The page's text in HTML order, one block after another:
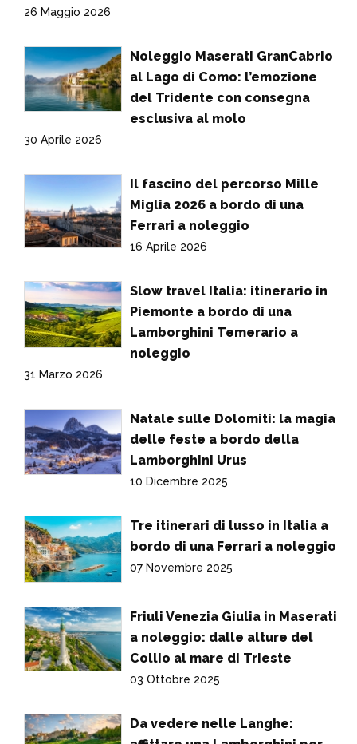
26 Maggio 2026
Noleggio Maserati GranCabrio
al Lago di Como: l’emozione
del Tridente con consegna
esclusiva al molo
30 Aprile 2026
Il fascino del percorso Mille
Miglia 2026 a bordo di una
Ferrari a noleggio
16 Aprile 2026
Slow travel Italia: itinerario in
Piemonte a bordo di una
Lamborghini Temerario a
noleggio
31 Marzo 2026
Natale sulle Dolomiti: la magia
delle feste a bordo della
Lamborghini Urus
10 Dicembre 2025
Tre itinerari di lusso in Italia a
bordo di una Ferrari a noleggio
07 Novembre 2025
Friuli Venezia Giulia in Maserati
a noleggio: dalle alture del
Collio al mare di Trieste
03 Ottobre 2025
Da vedere nelle Langhe: